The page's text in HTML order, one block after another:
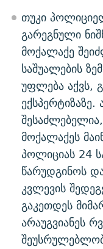
თუკი
გარეგნული
მოქალაქე
საშუალების
უფლება აქვს,
მოქალაქეს
პოლიციას 24
წარუდგინოს
კვლევის
გაკეთდეს
არაუგვიანეს